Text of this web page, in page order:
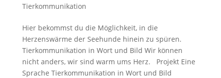
Tierkommunikation
Hier bekommst du die Möglichkeit, in die
Herzenswärme der Seehunde hinein zu spüren.
Tierkommunikation in Wort und Bild Wir können
nicht anders, wir sind warm ums Herz. Projekt Eine
Sprache Tierkommunikation in Wort und Bild